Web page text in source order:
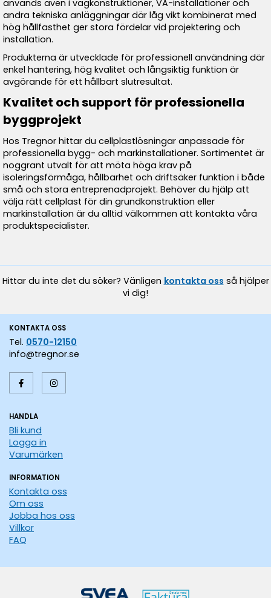
används även i vägkonstruktioner, VA-installationer och
andra tekniska anläggningar där låg vikt kombinerat med
hög hållfasthet ger stora fördelar vid projektering och
installation.
Produkterna är utvecklade för professionell användning där
enkel hantering, hög kvalitet och långsiktig funktion är
avgörande för ett hållbart slutresultat.
Kvalitet och support för professionella
byggprojekt
Hos Tregnor hittar du cellplastlösningar anpassade för
professionella bygg- och markinstallationer. Sortimentet är
noggrant utvalt för att möta höga krav på
isoleringsförmåga, hållbarhet och driftsäker funktion i både
små och stora entreprenadprojekt. Behöver du hjälp att
välja rätt cellplast för din grundkonstruktion eller
markinstallation är du alltid välkommen att kontakta våra
produktspecialister.
Hittar du inte det du söker? Vänligen kontakta oss så hjälper
vi dig!
KONTAKTA OSS
Tel. 0570-12150
info@tregnor.se
HANDLA
Bli kund
Logga in
Varumärken
INFORMATION
Kontakta oss
Om oss
Jobba hos oss
Villkor
FAQ